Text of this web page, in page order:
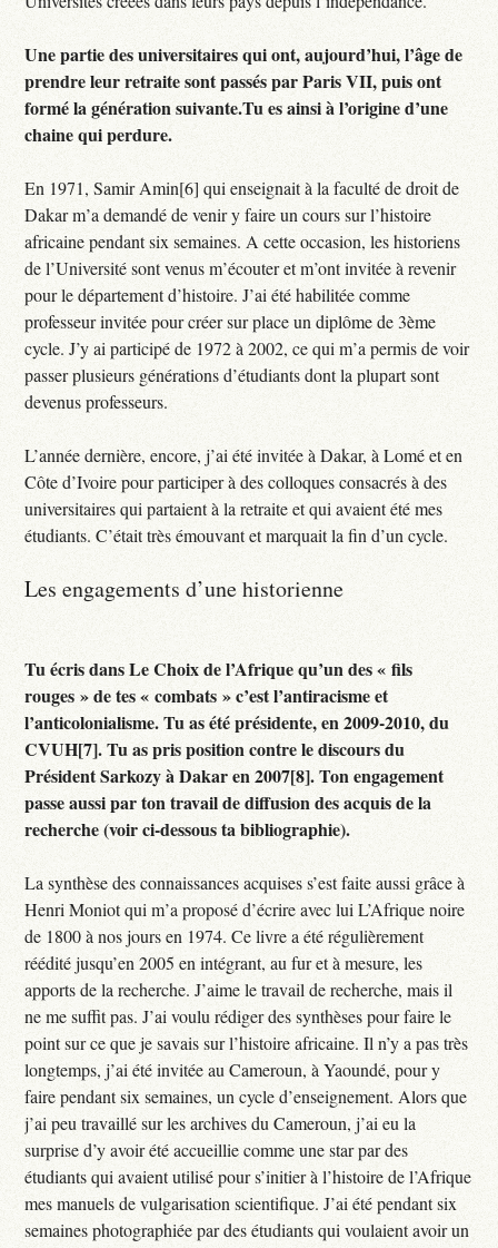
Une partie des universitaires qui ont, aujourd’hui, l’âge de
prendre leur retraite sont passés par Paris VII, puis ont
formé la génération suivante.Tu es ainsi à l’origine d’une
chaine qui perdure.
En 1971, Samir Amin[6] qui enseignait à la faculté de droit de
Dakar m’a demandé de venir y faire un cours sur l’histoire
africaine pendant six semaines. A cette occasion, les historiens
de l’Université sont venus m’écouter et m’ont invitée à revenir
pour le département d’histoire. J’ai été habilitée comme
professeur invitée pour créer sur place un diplôme de 3ème
cycle. J’y ai participé de 1972 à 2002, ce qui m’a permis de voir
passer plusieurs générations d’étudiants dont la plupart sont
devenus professeurs.
L’année dernière, encore, j’ai été invitée à Dakar, à Lomé et en
Côte d’Ivoire pour participer à des colloques consacrés à des
universitaires qui partaient à la retraite et qui avaient été mes
étudiants. C’était très émouvant et marquait la fin d’un cycle.
Les engagements d’une historienne
Tu écris dans Le Choix de l’Afrique qu’un des « fils
rouges » de tes « combats » c’est l’antiracisme et
l’anticolonialisme. Tu as été présidente, en 2009-2010, du
CVUH[7]. Tu as pris position contre le discours du
Président Sarkozy à Dakar en 2007[8]. Ton engagement
passe aussi par ton travail de diffusion des acquis de la
recherche (voir ci-dessous ta bibliographie).
La synthèse des connaissances acquises s’est faite aussi grâce à
Henri Moniot qui m’a proposé d’écrire avec lui L’Afrique noire
de 1800 à nos jours en 1974. Ce livre a été régulièrement
réédité jusqu’en 2005 en intégrant, au fur et à mesure, les
apports de la recherche. J’aime le travail de recherche, mais il
ne me suffit pas. J’ai voulu rédiger des synthèses pour faire le
point sur ce que je savais sur l’histoire africaine. Il n’y a pas très
longtemps, j’ai été invitée au Cameroun, à Yaoundé, pour y
faire pendant six semaines, un cycle d’enseignement. Alors que
j’ai peu travaillé sur les archives du Cameroun, j’ai eu la
surprise d’y avoir été accueillie comme une star par des
étudiants qui avaient utilisé pour s’initier à l’histoire de l’Afrique
mes manuels de vulgarisation scientifique. J’ai été pendant six
semaines photographiée par des étudiants qui voulaient avoir un